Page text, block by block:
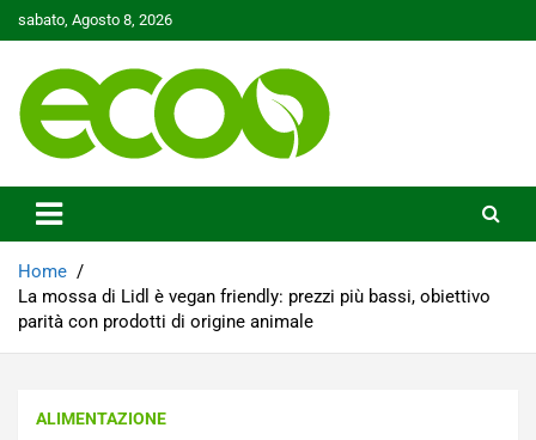
to
sabato, Agosto 8, 2026
Ecoo.it
Home
La mossa di Lidl è vegan friendly: prezzi più bassi, obiettivo
parità con prodotti di origine animale
ALIMENTAZIONE